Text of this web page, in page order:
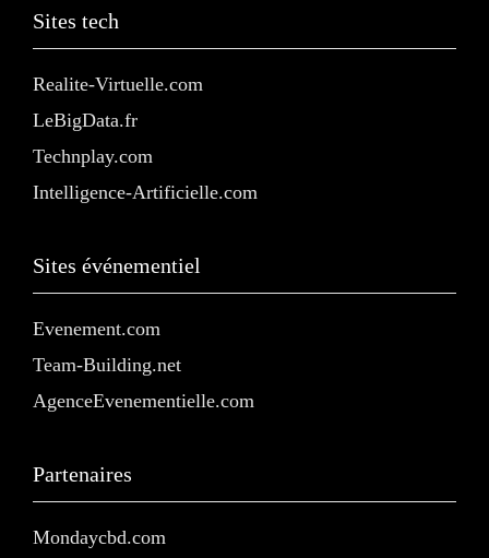
Sites tech
Realite-Virtuelle.com
LeBigData.fr
Technplay.com
Intelligence-Artificielle.com
Sites événementiel
Evenement.com
Team-Building.net
AgenceEvenementielle.com
Partenaires
Mondaycbd.com